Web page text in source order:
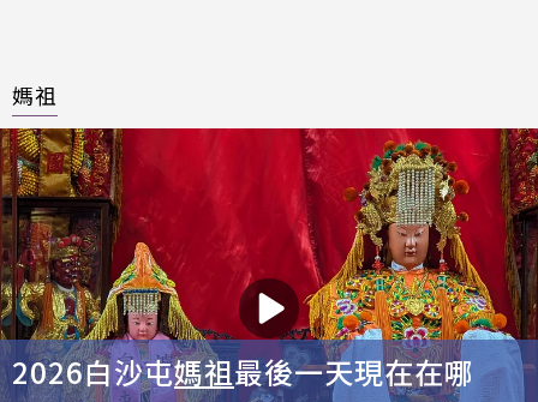
媽祖
2026白沙屯媽祖最後一天現在在哪